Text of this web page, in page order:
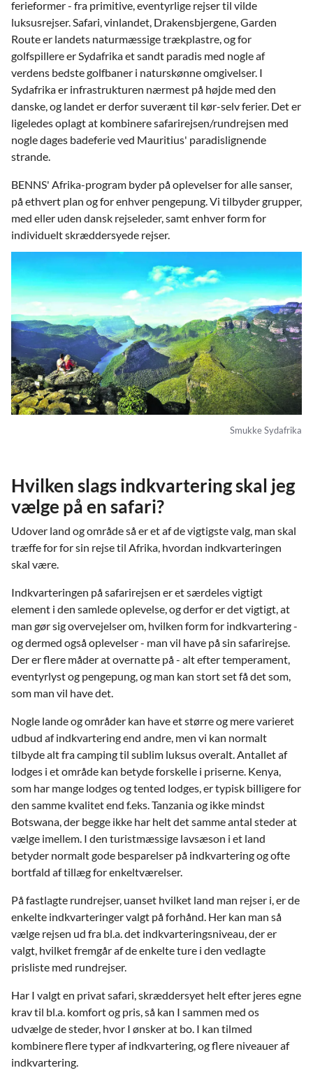
ferieformer - fra primitive, eventyrlige rejser til vilde
luksusrejser. Safari, vinlandet, Drakensbjergene, Garden
Route er landets naturmæssige trækplastre, og for
golfspillere er Sydafrika et sandt paradis med nogle af
verdens bedste golfbaner i naturskønne omgivelser. I
Sydafrika er infrastrukturen nærmest på højde med den
danske, og landet er derfor suverænt til kør-selv ferier. Det er
ligeledes oplagt at kombinere safarirejsen/rundrejsen med
nogle dages badeferie ved Mauritius' paradislignende
strande.
BENNS' Afrika-program byder på oplevelser for alle sanser,
på ethvert plan og for enhver pengepung. Vi tilbyder grupper,
med eller uden dansk rejseleder, samt enhver form for
individuelt skræddersyede rejser.
Smukke Sydafrika
Hvilken slags indkvartering skal jeg
vælge på en safari?
Udover land og område så er et af de vigtigste valg, man skal
træffe for for sin rejse til Afrika, hvordan indkvarteringen
skal være.
Indkvarteringen på safarirejsen er et særdeles vigtigt
element i den samlede oplevelse, og derfor er det vigtigt, at
man gør sig overvejelser om, hvilken form for indkvartering -
og dermed også oplevelser - man vil have på sin safarirejse.
Der er flere måder at overnatte på - alt efter temperament,
eventyrlyst og pengepung, og man kan stort set få det som,
som man vil have det.
Nogle lande og områder kan have et større og mere varieret
udbud af indkvartering end andre, men vi kan normalt
tilbyde alt fra camping til sublim luksus overalt. Antallet af
lodges i et område kan betyde forskelle i priserne. Kenya,
som har mange lodges og tented lodges, er typisk billigere for
den samme kvalitet end f.eks. Tanzania og ikke mindst
Botswana, der begge ikke har helt det samme antal steder at
vælge imellem. I den turistmæssige lavsæson i et land
betyder normalt gode besparelser på indkvartering og ofte
bortfald af tillæg for enkeltværelser.
På fastlagte rundrejser, uanset hvilket land man rejser i, er de
enkelte indkvarteringer valgt på forhånd. Her kan man så
vælge rejsen ud fra bl.a. det indkvarteringsniveau, der er
valgt, hvilket fremgår af de enkelte ture i den vedlagte
prisliste med rundrejser.
Har I valgt en privat safari, skræddersyet helt efter jeres egne
krav til bl.a. komfort og pris, så kan I sammen med os
udvælge de steder, hvor I ønsker at bo. I kan tilmed
kombinere flere typer af indkvartering, og flere niveauer af
indkvartering.